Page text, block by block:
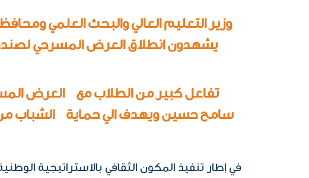
وزير التعليم العالي والبحث العلمي
يشهدون انطلاق العرض المسرحي
تفاعل كبير من الطلاب مع العرض
سامح حسين ويهدف الي حماية الشباب من